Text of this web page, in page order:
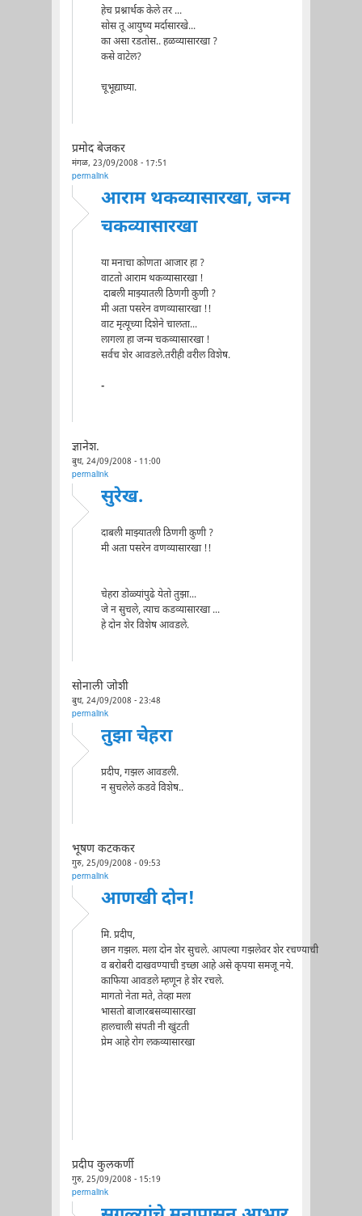
हेच प्रश्नार्थक केले तर ...
सोस तू आयुष्य मर्दासारखे...
का असा रडतोस.. हळव्यासारखा ?
कसे वाटेल?
चूभूद्याघ्या.
प्रमोद बेजकर
मंगळ, 23/09/2008 - 17:51
permalink
आराम थकव्यासारखा, जन्म
चकव्यासारखा
या मनाचा कोणता आजार हा ?
वाटतो आराम थकव्यासारखा !
दाबली माझ्यातली ठिणगी कुणी ?
मी अता पसरेन वणव्यासारखा !!
वाट मृत्यूच्या दिशेने चालता...
लागला हा जन्म चकव्यासारखा !
सर्वच शेर आवडले.तरीही वरील विशेष.
-
ज्ञानेश.
बुध, 24/09/2008 - 11:00
permalink
सुरेख.
दाबली माझ्यातली ठिणगी कुणी ?
मी अता पसरेन वणव्यासारखा !!
चेहरा डोळ्यांपुढे येतो तुझा...
जे न सुचले, त्याच कडव्यासारखा ...
हे दोन शेर विशेष आवडले.
सोनाली जोशी
बुध, 24/09/2008 - 23:48
permalink
तुझा चेहरा
प्रदीप, गझल आवडली.
न सुचलेले कडवे विशेष..
भूषण कटककर
गुरु, 25/09/2008 - 09:53
permalink
आणखी दोन!
मि. प्रदीप,
छान गझल. मला दोन शेर सुचले. आपल्या गझलेवर शेर रचण्याची
व बरोबरी दाखवण्याची इच्छा आहे असे कृपया समजू नये.
काफिया आवडले म्हणून हे शेर रचले.
मागतो नेता मते, तेव्हा मला
भासतो बाजारबसव्यासारखा
हालचाली संपती नी खुंटती
प्रेम आहे रोग लकव्यासारखा
प्रदीप कुलकर्णी
गुरु, 25/09/2008 - 15:19
permalink